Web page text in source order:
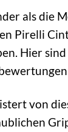
als die
Pirelli
Hier
von